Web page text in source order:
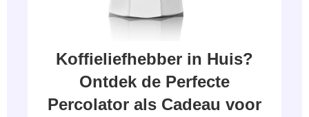
Koffieliefhebber in Huis?
Ontdek de Perfecte
Percolator als Cadeau voor